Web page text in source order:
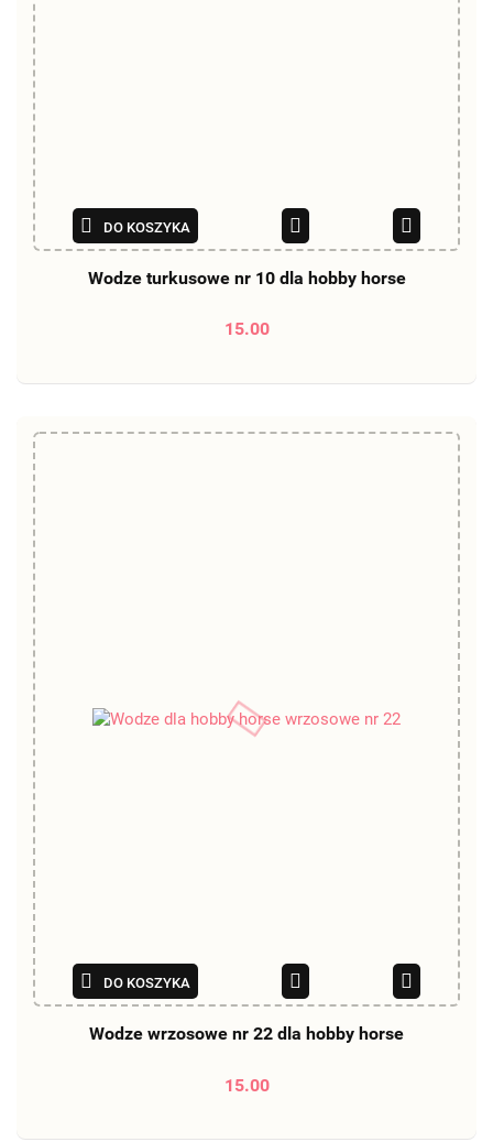
DO KOSZYKA
Wodze turkusowe nr 10 dla hobby horse
15.00
DO KOSZYKA
Wodze wrzosowe nr 22 dla hobby horse
15.00